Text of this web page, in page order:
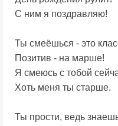
С ним я поздравляю!
Ты смеёшься - это
Позитив - на марше!
Я смеюсь с тобой
Хоть меня ты старше.
Ты прости, ведь